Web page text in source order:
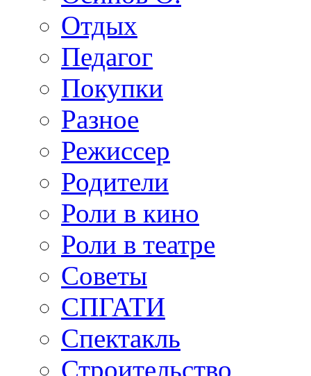
Отдых
Педагог
Покупки
Разное
Режиссер
Родители
Роли в кино
Роли в театре
Советы
СПГАТИ
Спектакль
Строительство